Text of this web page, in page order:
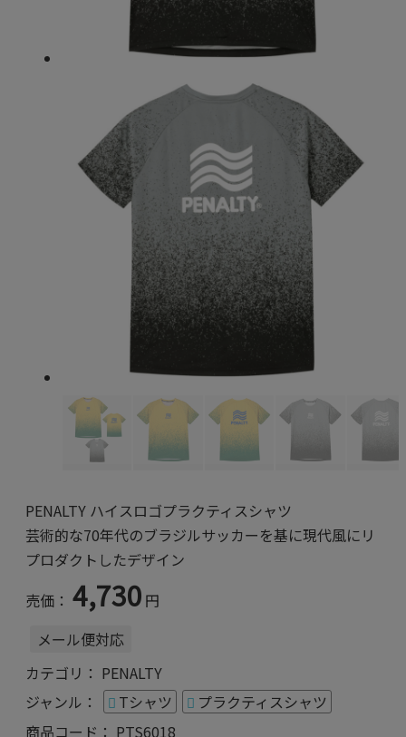
PENALTY ハイスロゴプラクティスシャツ
芸術的な70年代のブラジルサッカーを基に現代風にリ
プロダクトしたデザイン
売価： 4,730 円
メール便対応
カテゴリ： PENALTY
ジャンル：
Tシャツ
プラクティスシャツ
商品コード： PTS6018